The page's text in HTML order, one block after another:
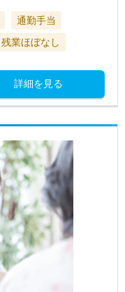
通勤手当
残業ほぼなし
詳細を見る